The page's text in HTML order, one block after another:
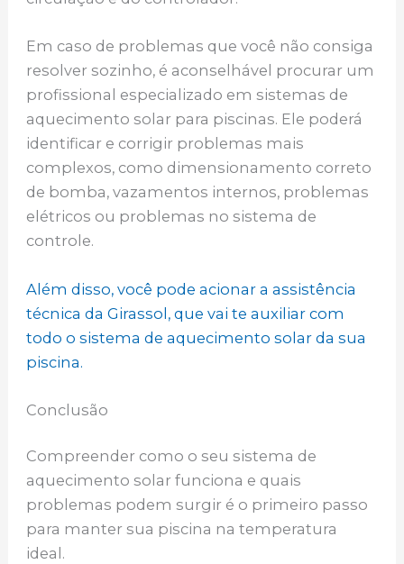
Em caso de problemas que você não consiga
resolver sozinho, é aconselhável procurar um
profissional especializado em sistemas de
aquecimento solar para piscinas. Ele poderá
identificar e corrigir problemas mais
complexos, como dimensionamento correto
de bomba, vazamentos internos, problemas
elétricos ou problemas no sistema de
controle.
Além disso, você pode acionar a assistência
técnica da Girassol, que vai te auxiliar com
todo o sistema de aquecimento solar da sua
piscina.
Conclusão
Compreender como o seu sistema de
aquecimento solar funciona e quais
problemas podem surgir é o primeiro passo
para manter sua piscina na temperatura
ideal.